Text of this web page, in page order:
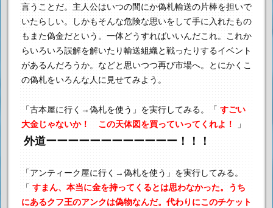
言うことだ。主人公はいつの間にか偽札輸送の片棒を担いで
いたらしい。
しかもそんな危険な思いをして手に入れたもの
もまた偽金だという。 一体どうすればいいんだこれ。 これか
らいろいろ誤解を解いたり輸送組織と戦ったりするイベント
があるんだろうか。 などと思いつつ再び市場へ。とにかくこ
の偽札をいろんな人に見せてみよう。
「古本屋に行く→偽札を使う」を実行してみる。 「 すごい
大金じゃないか！ この天体図を買っていってくれよ！
」
外道ーーーーーーーーーーーー！！！
「アンティーク屋に行く→偽札を使う」を実行してみる。
「 すまん、本当に金を持ってくるとは思わなかった。 うち
にあるクフ王のアンクは偽物なんだ。代わりにこのチケット